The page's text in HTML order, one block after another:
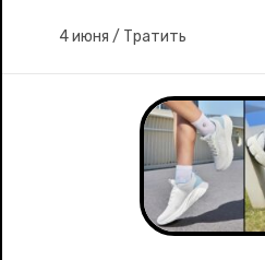
Ваши истории
4 июня / Тратить